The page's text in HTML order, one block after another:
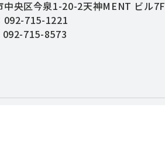
中央区今泉1-20-2天神MENT ビル7F
092-715-1221
092-715-8573